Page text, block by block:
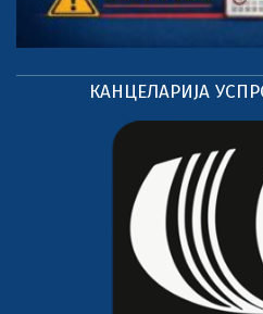
КАНЦЕЛАРИЈА